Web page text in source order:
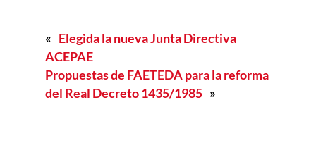
« Elegida la nueva Junta Directiva
ACEPAE
Propuestas de FAETEDA para la reforma
del Real Decreto 1435/1985 »